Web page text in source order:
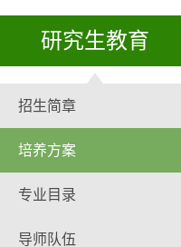
研究生教育
招生简章
培养方案
专业目录
导师队伍